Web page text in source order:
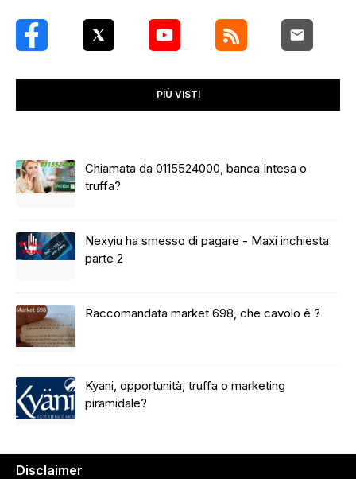
PIÙ VISTI
Chiamata da 0115524000, banca Intesa o
truffa?
Nexyiu ha smesso di pagare - Maxi inchiesta
parte 2
Raccomandata market 698, che cavolo è ?
Kyani, opportunità, truffa o marketing
piramidale?
Disclaimer